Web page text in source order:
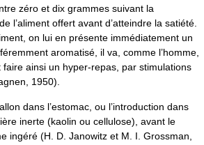
zéro et dix grammes suivant la
l’aliment offert avant d’atteindre la satiété.
on lui en présente immédiatement un
aromatisé, il va, comme l’homme,
ainsi un hyper-repas, par stimulations
1950).
dans l’estomac, ou l’introduction dans
inerte (kaolin ou cellulose), avant le
ingéré (H. D. Janowitz et M. I. Grossman,